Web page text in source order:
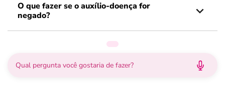
O que fazer se o auxílio-doença for
negado?